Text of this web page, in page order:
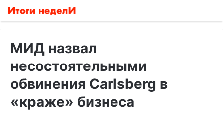
МИД назвал
несостоятельными
обвинения Carlsberg в
«краже» бизнеса